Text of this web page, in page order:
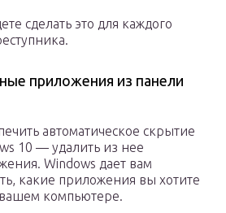
сделать это для каждого
приложения из панели
автоматическое скрытие
10 — удалить из нее
Windows дает вам
какие приложения вы хотите
компьютере.